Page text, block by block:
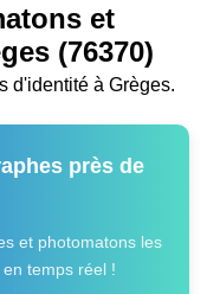
et
(76370)
d'identité à Grèges.
près de
et photomatons les
temps réel !